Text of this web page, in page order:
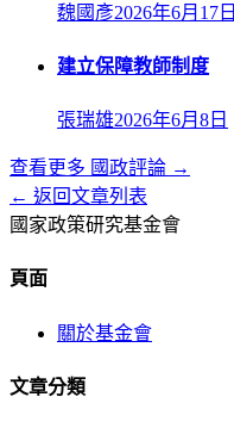
魏國彥2026年6月17日
建立保障教師制度
張瑞雄2026年6月8日
查看更多 國政評論 →
← 返回文章列表
國家政策研究基金會
頁面
關於基金會
文章分類